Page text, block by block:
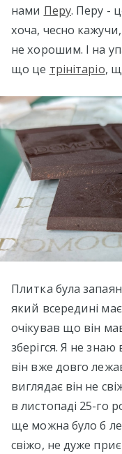
нами Перу. Перу -
хоча, чесно
не хорошим. І на
що це трінітаріо,
Плитка була
який всередині має
очікував що він
зберігся. Я не
він вже довго
виглядає він не
в листопаді 25-го
ще можна було б
свіжо, не дуже